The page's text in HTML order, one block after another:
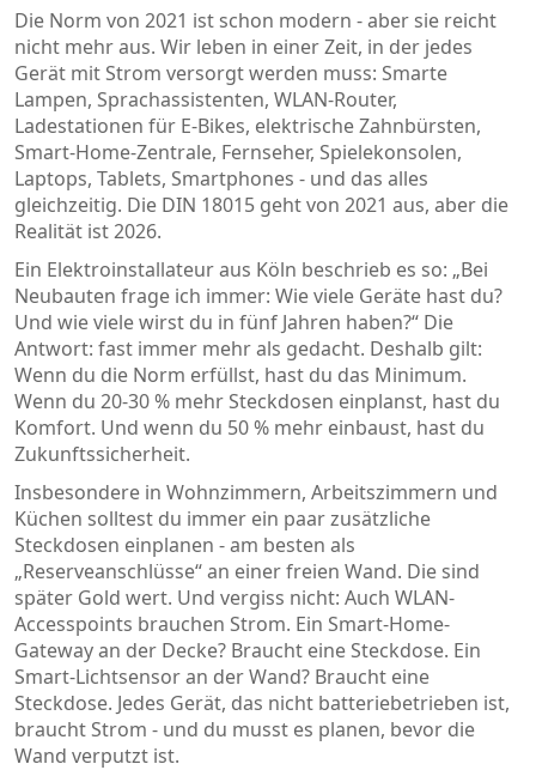
Die Norm von 2021 ist schon modern - aber sie reicht
nicht mehr aus. Wir leben in einer Zeit, in der jedes
Gerät mit Strom versorgt werden muss: Smarte
Lampen, Sprachassistenten, WLAN-Router,
Ladestationen für E-Bikes, elektrische Zahnbürsten,
Smart-Home-Zentrale, Fernseher, Spielekonsolen,
Laptops, Tablets, Smartphones - und das alles
gleichzeitig. Die DIN 18015 geht von 2021 aus, aber die
Realität ist 2026.
Ein Elektroinstallateur aus Köln beschrieb es so: „Bei
Neubauten frage ich immer: Wie viele Geräte hast du?
Und wie viele wirst du in fünf Jahren haben?“ Die
Antwort: fast immer mehr als gedacht. Deshalb gilt:
Wenn du die Norm erfüllst, hast du das Minimum.
Wenn du 20-30 % mehr Steckdosen einplanst, hast du
Komfort. Und wenn du 50 % mehr einbaust, hast du
Zukunftssicherheit.
Insbesondere in Wohnzimmern, Arbeitszimmern und
Küchen solltest du immer ein paar zusätzliche
Steckdosen einplanen - am besten als
„Reserveanschlüsse“ an einer freien Wand. Die sind
später Gold wert. Und vergiss nicht: Auch WLAN-
Accesspoints brauchen Strom. Ein Smart-Home-
Gateway an der Decke? Braucht eine Steckdose. Ein
Smart-Lichtsensor an der Wand? Braucht eine
Steckdose. Jedes Gerät, das nicht batteriebetrieben ist,
braucht Strom - und du musst es planen, bevor die
Wand verputzt ist.